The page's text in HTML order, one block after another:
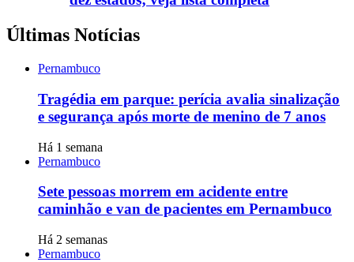
Últimas Notícias
Pernambuco
Tragédia em parque: perícia avalia sinalização
e segurança após morte de menino de 7 anos
Há 1 semana
Pernambuco
Sete pessoas morrem em acidente entre
caminhão e van de pacientes em Pernambuco
Há 2 semanas
Pernambuco